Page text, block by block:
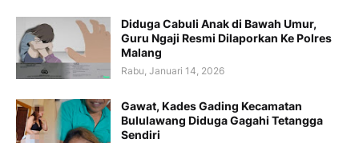
Diduga Cabuli Anak di Bawah Umur,
Guru Ngaji Resmi Dilaporkan Ke Polres
Malang
Rabu, Januari 14, 2026
Gawat, Kades Gading Kecamatan
Bululawang Diduga Gagahi Tetangga
Sendiri